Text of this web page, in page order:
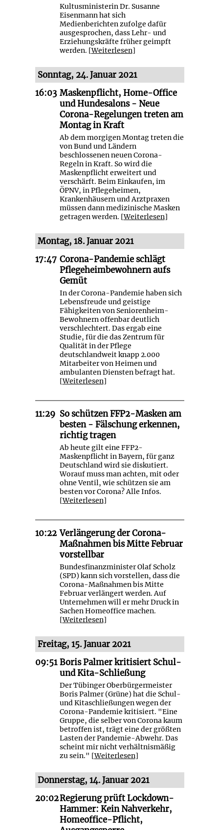
Kultusministerin Dr. Susanne
Eisenmann hat sich
Medienberichten zufolge dafür
ausgesprochen, dass Lehr- und
Erziehungskräfte früher geimpft
werden. [Weiterlesen]
Sonntag, 24. Januar 2021
16:03 Maskenpflicht, Home-Office
und Hundesalons - Neue
Corona-Regelungen treten am
Montag in Kraft
Ab dem morgigen Montag treten die
von Bund und Ländern
beschlossenen neuen Corona-
Regeln in Kraft. So wird die
Maskenpflicht erweitert und
verschärft. Beim Einkaufen, im
ÖPNV, in Pflegeheimen,
Krankenhäusern und Arztpraxen
müssen dann medizinische Masken
getragen werden. [Weiterlesen]
Montag, 18. Januar 2021
17:47 Corona-Pandemie schlägt
Pflegeheimbewohnern aufs
Gemüt
In der Corona-Pandemie haben sich
Lebensfreude und geistige
Fähigkeiten von Seniorenheim-
Bewohnern offenbar deutlich
verschlechtert. Das ergab eine
Studie, für die das Zentrum für
Qualität in der Pflege
deutschlandweit knapp 2.000
Mitarbeiter von Heimen und
ambulanten Diensten befragt hat.
[Weiterlesen]
11:29 So schützen FFP2-Masken am
besten - Fälschung erkennen,
richtig tragen
Ab heute gilt eine FFP2-
Maskenpflicht in Bayern, für ganz
Deutschland wird sie diskutiert.
Worauf muss man achten, mit oder
ohne Ventil, wie schützen sie am
besten vor Corona? Alle Infos.
[Weiterlesen]
10:22 Verlängerung der Corona-
Maßnahmen bis Mitte Februar
vorstellbar
Bundesfinanzminister Olaf Scholz
(SPD) kann sich vorstellen, dass die
Corona-Maßnahmen bis Mitte
Februar verlängert werden. Auf
Unternehmen will er mehr Druck in
Sachen Homeoffice machen.
[Weiterlesen]
Freitag, 15. Januar 2021
09:51 Boris Palmer kritisiert Schul-
und Kita-Schließung
Der Tübinger Oberbürgermeister
Boris Palmer (Grüne) hat die Schul-
und Kitaschließungen wegen der
Corona-Pandemie kritisiert. "Eine
Gruppe, die selber von Corona kaum
betroffen ist, trägt eine der größten
Lasten der Pandemie-Abwehr. Das
scheint mir nicht verhältnismäßig
zu sein." [Weiterlesen]
Donnerstag, 14. Januar 2021
20:02Regierung prüft Lockdown-
Hammer: Kein Nahverkehr,
Homeoffice-Pflicht,